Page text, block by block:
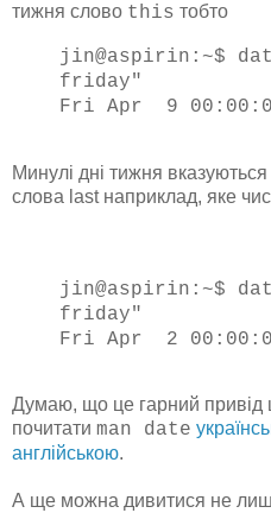
тижня слово this тобто
jin@aspirin:~$
friday"
Fri Apr 9
Минулі дні тижня
слова last наприклад, яке
jin@aspirin:~$
friday"
Fri Apr 2
Думаю, що це гарний привід
почитати man date
англійською.
А ще можна дивитися не